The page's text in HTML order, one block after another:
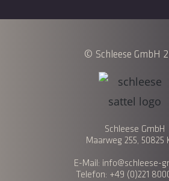
© Schleese GmbH
Schleese GmbH
Maarweg 255, 50825
E-Mail: info@schleese-
Telefon: +49 (0)221